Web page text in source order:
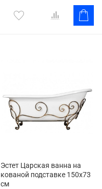
Эстет Царская ванна на
кованой подставке 150х73
см